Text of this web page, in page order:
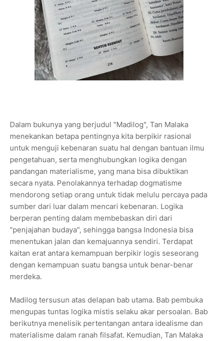
Dalam bukunya yang berjudul "Madilog", Tan Malaka
menekankan betapa pentingnya kita berpikir rasional
untuk menguji kebenaran suatu hal dengan bantuan ilmu
pengetahuan, serta menghubungkan logika dengan
pandangan materialisme, yang mana bisa dibuktikan
secara nyata. Penolakannya terhadap dogmatisme
mendorong setiap orang untuk tidak melulu percaya pada
sumber dari luar dalam mencari kebenaran. Logika
berperan penting dalam membebaskan diri dari
"penjajahan budaya", sehingga bangsa Indonesia bisa
menentukan jalan dan kemajuannya sendiri. Terdapat
kaitan erat antara kemampuan berpikir logis seseorang
dengan kemampuan suatu bangsa untuk benar-benar
merdeka.
Madilog tersusun atas delapan bab utama. Bab pembuka
mengupas tuntas logika mistis selaku akar persoalan. Bab
berikutnya menelisik pertentangan antara idealisme dan
materialisme dalam ranah filsafat. Kemudian, Tan Malaka